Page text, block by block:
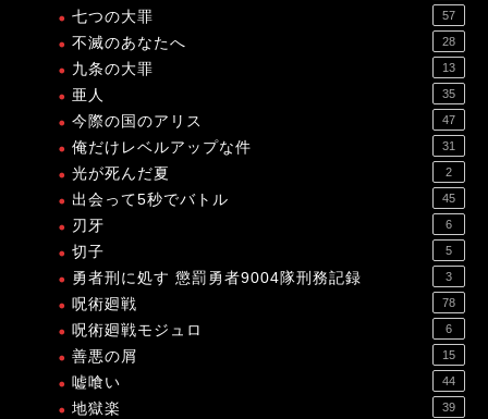
七つの大罪 57
不滅のあなたへ 28
九条の大罪 13
亜人 35
今際の国のアリス 47
俺だけレベルアップな件 31
光が死んだ夏 2
出会って5秒でバトル 45
刃牙 6
切子 5
勇者刑に処す 懲罰勇者9004隊刑務記録 3
呪術廻戦 78
呪術廻戦モジュロ 6
善悪の屑 15
嘘喰い 44
地獄楽 39